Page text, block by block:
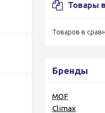
Товары
Товаров в
Бренды
MOF
Climax